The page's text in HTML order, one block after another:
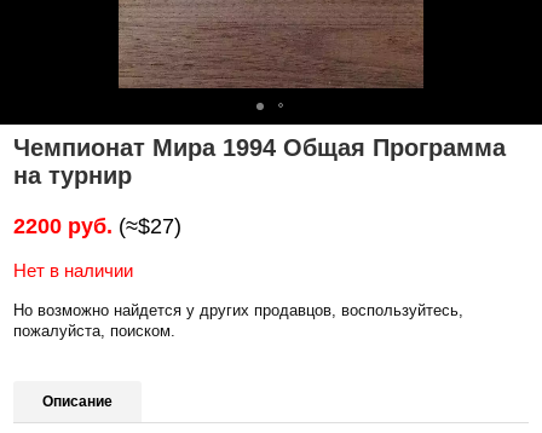
Чемпионат Мира 1994 Общая Программа
на турнир
2200 руб. (≈$27)
Нет в наличии
Но возможно найдется у других продавцов, воспользуйтесь,
пожалуйста, поиском.
Описание